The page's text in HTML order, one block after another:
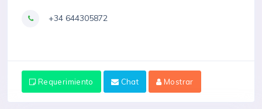
+34 644305872
Requerimiento Chat Mostrar